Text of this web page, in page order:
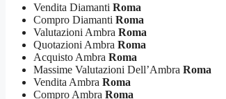
Vendita Diamanti Roma
Compro Diamanti Roma
Valutazioni Ambra Roma
Quotazioni Ambra Roma
Acquisto Ambra Roma
Massime Valutazioni Dell’Ambra Roma
Vendita Ambra Roma
Compro Ambra Roma